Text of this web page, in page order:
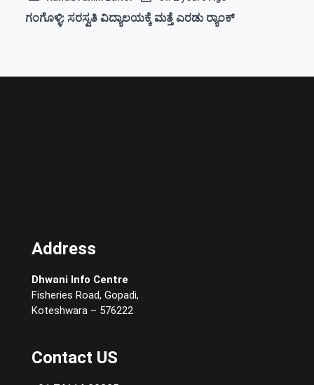
ಗಂಗೊಳ್ಳಿ: ಸರಸ್ವತಿ ವಿದ್ಯಾಲಯಕ್ಕೆ ಮತ್ತೆ ಎರಡು ರ‍್ಯಾಂಕ್
Address
Dhwani Info Centre
Fisheries Road, Gopadi,
Koteshwara – 576222
Contact US